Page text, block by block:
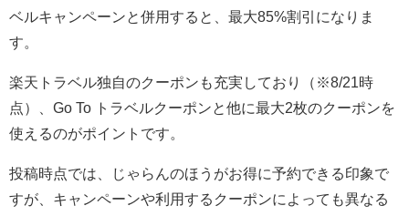
ベルキャンペーンと併用すると、最大85%割引になりま
す。
楽天トラベル独自のクーポンも充実しており（※8/21時
点）、Go To トラベルクーポンと他に最大2枚のクーポンを
使えるのがポイントです。
投稿時点では、じゃらんのほうがお得に予約できる印象で
すが、キャンペーンや利用するクーポンによっても異なる